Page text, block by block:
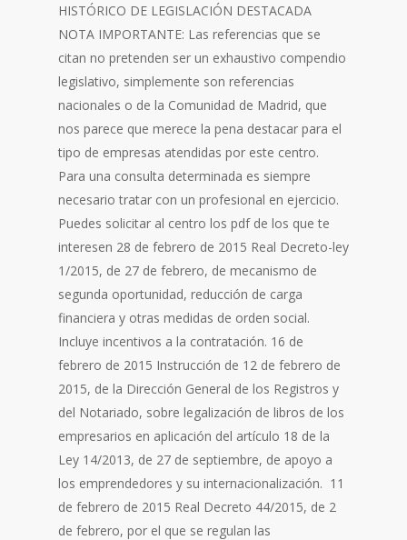
HISTÓRICO DE LEGISLACIÓN DESTACADA
NOTA IMPORTANTE: Las referencias que se
citan no pretenden ser un exhaustivo compendio
legislativo, simplemente son referencias
nacionales o de la Comunidad de Madrid, que
nos parece que merece la pena destacar para el
tipo de empresas atendidas por este centro.
Para una consulta determinada es siempre
necesario tratar con un profesional en ejercicio.
Puedes solicitar al centro los pdf de los que te
interesen 28 de febrero de 2015 Real Decreto-ley
1/2015, de 27 de febrero, de mecanismo de
segunda oportunidad, reducción de carga
financiera y otras medidas de orden social.
Incluye incentivos a la contratación. 16 de
febrero de 2015 Instrucción de 12 de febrero de
2015, de la Dirección General de los Registros y
del Notariado, sobre legalización de libros de los
empresarios en aplicación del artículo 18 de la
Ley 14/2013, de 27 de septiembre, de apoyo a
los emprendedores y su internacionalización. 11
de febrero de 2015 Real Decreto 44/2015, de 2
de febrero, por el que se regulan las